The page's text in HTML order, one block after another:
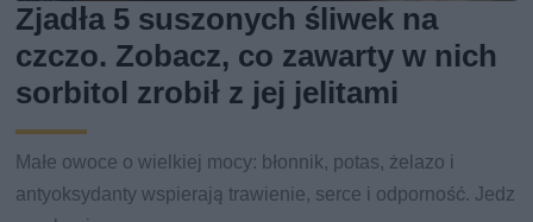
Zjadła 5 suszonych śliwek na
czczo. Zobacz, co zawarty w nich
sorbitol zrobił z jej jelitami
Małe owoce o wielkiej mocy: błonnik, potas, żelazo i
antyoksydanty wspierają trawienie, serce i odporność. Jedz